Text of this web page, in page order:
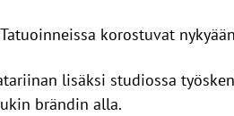
korostuvat
lisäksi studiossa
brändin alla.